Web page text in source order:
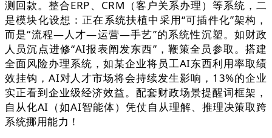
测回款。整合ERP、CRM（客户关系办理）等系统，二
是模块化设想：正在系统扶植中采用“可插件化”架构，
而是“流程—人才—运营—手艺”的系统性沉塑。如财政
人员沉点进修“AI报表阐发东西”，鞭策全员参取。搭建
全面风险办理系统，如某企业将员工AI东西利用率取绩
效挂钩，AI对人才市场将会持续发生影响，13%的企业
实正看到企业级经济效益。配套财政场景提醒词框架，
自从化AI（如AI智能体）凭仗自从理解、推理决策取跨
系统挪用能力！